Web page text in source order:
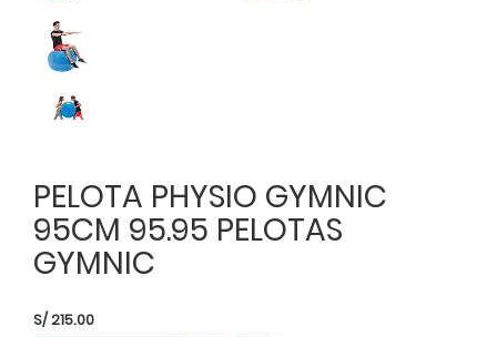
PELOTA PHYSIO GYMNIC
95CM 95.95 PELOTAS
GYMNIC
S/215.00